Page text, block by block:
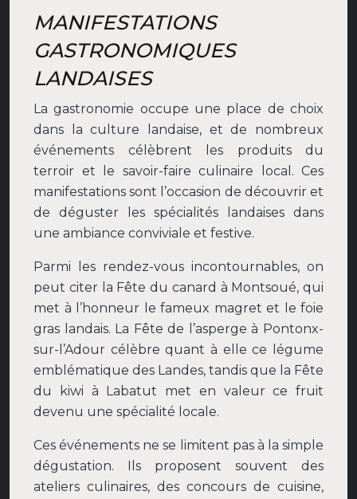
MANIFESTATIONS
GASTRONOMIQUES
LANDAISES
La gastronomie occupe une place de choix
dans la culture landaise, et de nombreux
événements célèbrent les produits du
terroir et le savoir-faire culinaire local. Ces
manifestations sont l’occasion de découvrir et
de déguster les spécialités landaises dans
une ambiance conviviale et festive.
Parmi les rendez-vous incontournables, on
peut citer la Fête du canard à Montsoué, qui
met à l’honneur le fameux magret et le foie
gras landais. La Fête de l’asperge à Pontonx-
sur-l’Adour célèbre quant à elle ce légume
emblématique des Landes, tandis que la Fête
du kiwi à Labatut met en valeur ce fruit
devenu une spécialité locale.
Ces événements ne se limitent pas à la simple
dégustation. Ils proposent souvent des
ateliers culinaires, des concours de cuisine,